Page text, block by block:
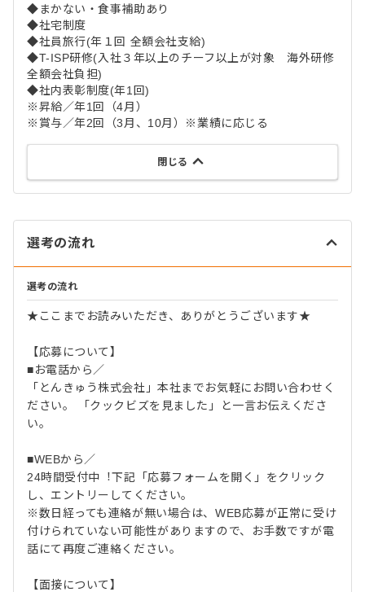
◆まかない・食事補助あり
◆社宅制度
◆社員旅行(年１回 全額会社支給)
◆T-ISP研修(入社３年以上のチーフ以上が対象 海外研修
全額会社負担)
◆社内表彰制度(年1回)
※昇給／年1回（4月）
※賞与／年2回（3月、10月）※業績に応じる
閉じる
選考の流れ
選考の流れ
★ここまでお読みいただき、ありがとうございます★
【応募について】
■お電話から／
「とんきゅう株式会社」本社までお気軽にお問い合わせく
ださい。 「クックビズを⾒ました」と⼀⾔お伝えくださ
い。
■WEBから／
24時間受付中︕下記「応募フォームを開く」をクリック
し、エントリーしてください。
※数⽇経っても連絡が無い場合は、WEB応募が正常に受け
付けられていない可能性がありますので、お⼿数ですが電
話にて再度ご連絡ください。
【⾯接について】